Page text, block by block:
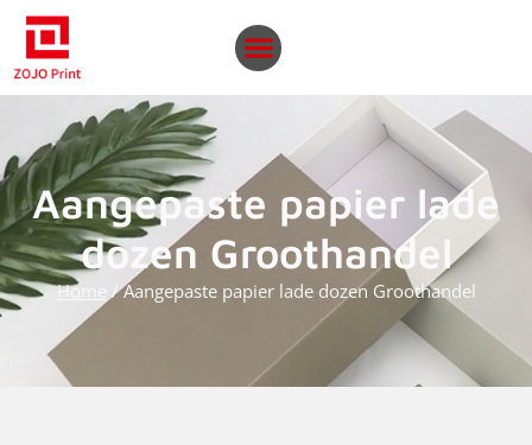
Aangepaste papier lade
dozen Groothandel
Home / Aangepaste papier lade dozen Groothandel